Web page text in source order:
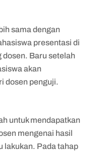
sama dengan
presentasi di
dosen. Baru setelah
akan
dosen penguji.
untuk mendapatkan
mengenai hasil
lakukan. Pada tahap